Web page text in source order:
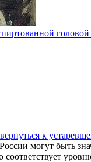
к
России могут быть
соответствует